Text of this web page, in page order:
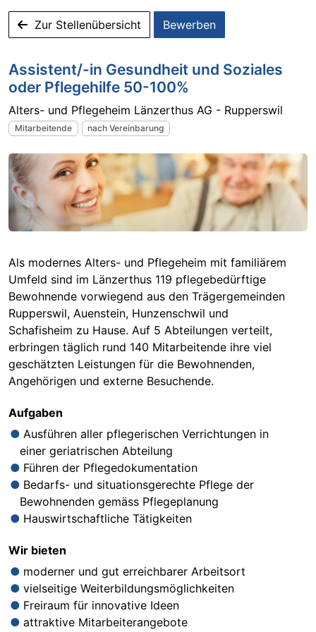
Zur Stellenübersicht Bewerben
Assistent/-in Gesundheit und Soziales
oder Pflegehilfe 50-100%
Alters- und Pflegeheim Länzerthus AG - Rupperswil
Mitarbeitende nach Vereinbarung
Als modernes Alters- und Pflegeheim mit familiärem
Umfeld sind im Länzerthus 119 pflegebedürftige
Bewohnende vorwiegend aus den Trägergemeinden
Rupperswil, Auenstein, Hunzenschwil und
Schafisheim zu Hause. Auf 5 Abteilungen verteilt,
erbringen täglich rund 140 Mitarbeitende ihre viel
geschätzten Leistungen für die Bewohnenden,
Angehörigen und externe Besuchende.
Aufgaben
Ausführen aller pflegerischen Verrichtungen in
einer geriatrischen Abteilung
Führen der Pflegedokumentation
Bedarfs- und situationsgerechte Pflege der
Bewohnenden gemäss Pflegeplanung
Hauswirtschaftliche Tätigkeiten
Wir bieten
moderner und gut erreichbarer Arbeitsort
vielseitige Weiterbildungsmöglichkeiten
Freiraum für innovative Ideen
attraktive Mitarbeiterangebote